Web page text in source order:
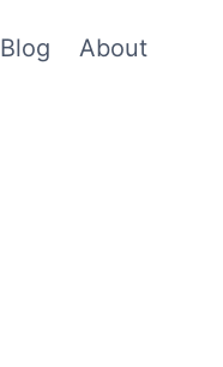
Blog About